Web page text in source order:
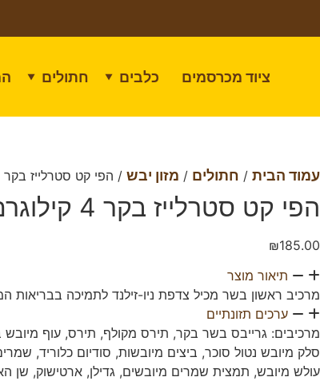
ציוד מכרסמים כלבים ▼ חתולים ▼
עמוד הבית / חתולים / מזון יבש / הפי קט סטרלייז בקר 4 קילוגרם
הפי קט סטרלייז בקר 4 קילוגרם
₪185.00
תיאור מוצר
מרכיב ראשון בשר מכיל צדפת ניו-זילנד לתמיכה בבריאות
ערכים תזונתיים
מרכיבים: גרייבס בשר בקר, תירס מקולף, תירס, עוף
סלק מיובש נטול סוכר, ביצים מיובשות, סודיום כלוריד,
עולש מיובש, תמצית שמרים מיובשים, גדילן, ארטישוק, שן